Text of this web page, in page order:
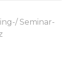
Seminar-